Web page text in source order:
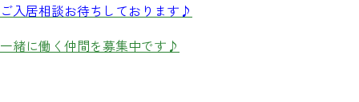
ご入居相談お待ちしております♪
一緒に働く仲間を募集中です♪